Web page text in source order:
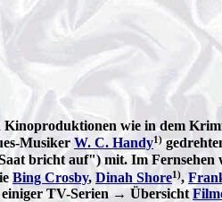
Kinoproduktionen wie in dem
MusikerW. C. Handy1)
bricht auf") mit. Im Fernsehen
Bing Crosby, Dinah Shore1),
einiger TV-Serien → Übersicht